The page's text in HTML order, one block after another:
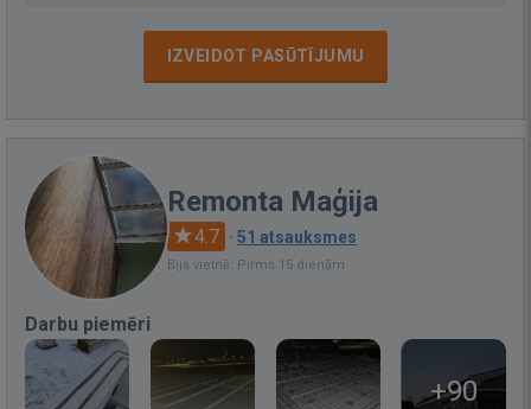
IZVEIDOT PASŪTĪJUMU
Remonta Maģija
4.7 · 51 atsauksmes
Bija vietnē: Pirms 15 dienām
Darbu piemēri
+90